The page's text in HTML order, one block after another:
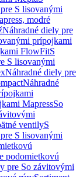
S lisovanými
modré
Náhradné diely pre
prípojkami
FlowFitS
S lisovanými
Náhradné diely pre
Náhradné
MapressSo
ventilyS
S lisovanými
podomietkovú
pre So závitovými